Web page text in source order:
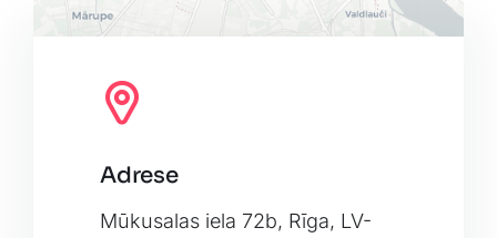
OpenStreetMap, under ODbL.
Adrese
Mūkusalas iela 72b, Rīga, LV-